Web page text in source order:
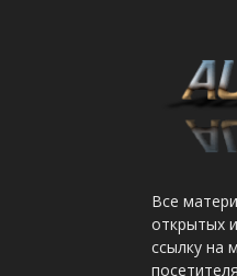
Все
открытых
ссылку на